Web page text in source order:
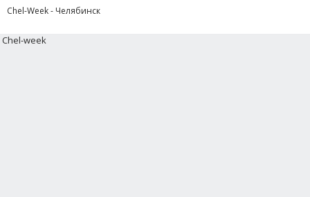
Chel-Week - Челябинск
Chel-week